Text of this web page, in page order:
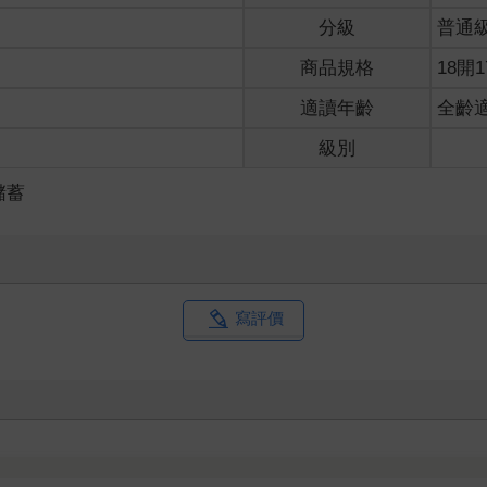
分級
普通
商品規格
18開
適讀年齡
全齡
級別
蓄
寫評價